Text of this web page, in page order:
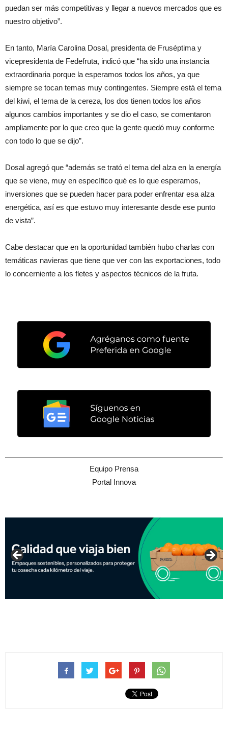
puedan ser más competitivas y llegar a nuevos mercados que es
nuestro objetivo”.
En tanto, María Carolina Dosal, presidenta de Fruséptima y
vicepresidenta de Fedefruta, indicó que “ha sido una instancia
extraordinaria porque la esperamos todos los años, ya que
siempre se tocan temas muy contingentes. Siempre está el tema
del kiwi, el tema de la cereza, los dos tienen todos los años
algunos cambios importantes y se dio el caso, se comentaron
ampliamente por lo que creo que la gente quedó muy conforme
con todo lo que se dijo”.
Dosal agregó que “además se trató el tema del alza en la energía
que se viene, muy en específico qué es lo que esperamos,
inversiones que se pueden hacer para poder enfrentar esa alza
energética, así es que estuvo muy interesante desde ese punto
de vista”.
Cabe destacar que en la oportunidad también hubo charlas con
temáticas navieras que tiene que ver con las exportaciones, todo
lo concerniente a los fletes y aspectos técnicos de la fruta.
Equipo Prensa
Portal Innova